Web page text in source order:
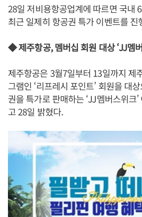
28일 저비용항공업계에 따르면 국내
최근 일제히 항공권 특가 이벤트를 진
◆ 제주항공, 멤버십 회원 대상 ‘JJ멤
제주항공은 3월7일부터 13일까지 제
그램인 ‘리프레시 포인트’ 회원을 대
권을 특가로 판매하는 ‘JJ멤버스위크
고 28일 밝혔다.